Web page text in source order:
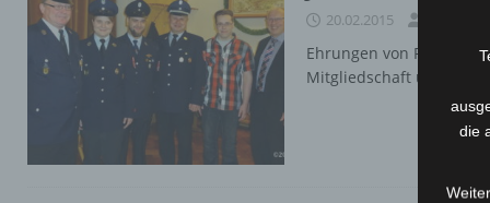
20.02.2015
Ehrungen von
Mitgliedschaft und
die